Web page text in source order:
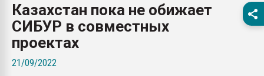
26.07.2022 "Сибирский
Казахстан пока не обижает
СИБУР в совместных
проектах
21/09/2022